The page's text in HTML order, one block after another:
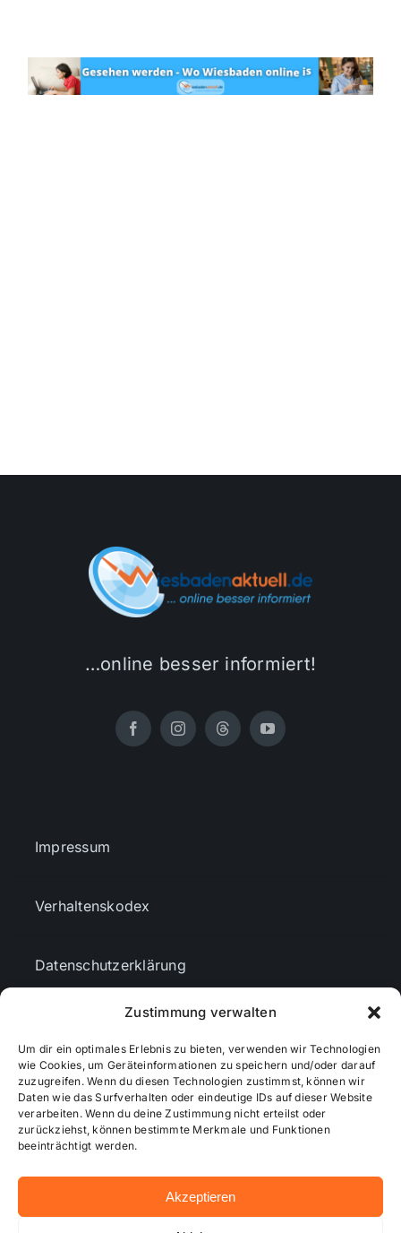
Zustimmung verwalten
Um dir ein optimales Erlebnis zu bieten, verwenden wir Technologien
wie Cookies, um Geräteinformationen zu speichern und/oder darauf
zuzugreifen. Wenn du diesen Technologien zustimmst, können wir
Daten wie das Surfverhalten oder eindeutige IDs auf dieser Website
verarbeiten. Wenn du deine Zustimmung nicht erteilst oder
zurückziehst, können bestimmte Merkmale und Funktionen
beeinträchtigt werden.
Akzeptieren
…online besser informiert!
Impressum
Verhaltenskodex
Datenschutzerklärung
Cookie-Richtlinie (EU)
Mediendaten
© 2026 - Wiesbadenaktuell ...online besser informiert!